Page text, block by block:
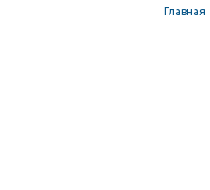
Главная